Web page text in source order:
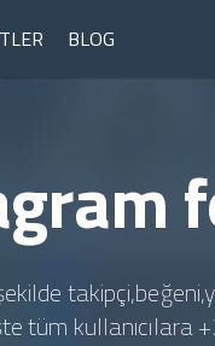
BLOG
tüm kullanıcılara